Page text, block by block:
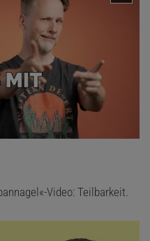
Video: Teilbarkeit.